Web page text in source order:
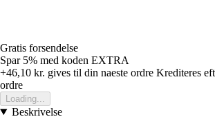
Gratis forsendelse
Spar 5% med koden EXTRA
+46,10 kr. gives til din naeste ordre Krediteres
ordre
Loading...
Beskrivelse